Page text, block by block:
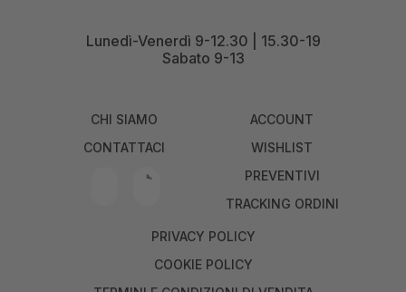
Lunedì-Venerdì 9-12.30 | 15.30-19
Sabato 9-13
CHI SIAMO
CONTATTACI
ACCOUNT
WISHLIST
PREVENTIVI
TRACKING ORDINI
PRIVACY POLICY
COOKIE POLICY